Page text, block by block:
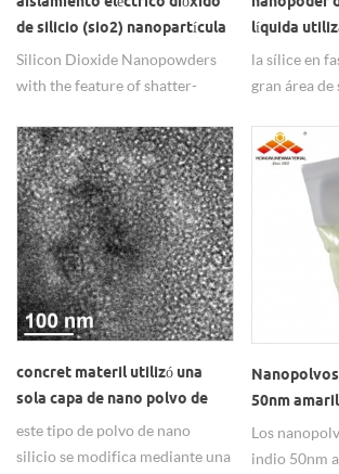
de silicio (sio2) nanopartícula
Silicon Dioxide Nanopowders
with the feature of shatter-
use for the electrical insulation.
líquida
la sílice en
gran área
pureza
propiedades
concret materil utilizó una
sola capa de nano polvo de
sílice
este tipo de polvo de nano
silicio se modifica mediante una
50nm
Los
indio 50nm